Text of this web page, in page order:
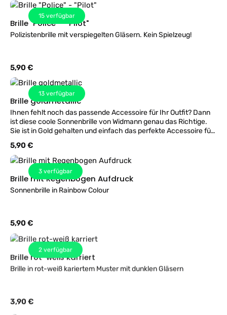
15 verfügbar
Brille "Police" - "Pilot"
Polizistenbrille mit verspiegelten Gläsern. Kein Spielzeug!
Regulärer Preis:
5,90 €
13 verfügbar
Brille goldmetallic
Ihnen fehlt noch das passende Accessoire für Ihr Outfit? Dann
ist diese coole Sonnenbrille von Widmann genau das Richtige.
Sie ist in Gold gehalten und einfach das perfekte Accessoire für
Brille sind etwas dunkler, da sie zum Schutze vor der Sonne
getönt sein müssen. Sie kann sowohl von Männern als auch
Damen gleichermaßen getragen werden.
Regulärer Preis:
5,90 €
3 verfügbar
Brille mit Regenbogen Aufdruck
Sonnenbrille in Rainbow Colour
Regulärer Preis:
5,90 €
2 verfügbar
Brille rot-weiß karriert
Brille in rot-weiß kariertem Muster mit dunklen Gläsern
Regulärer Preis:
3,90 €